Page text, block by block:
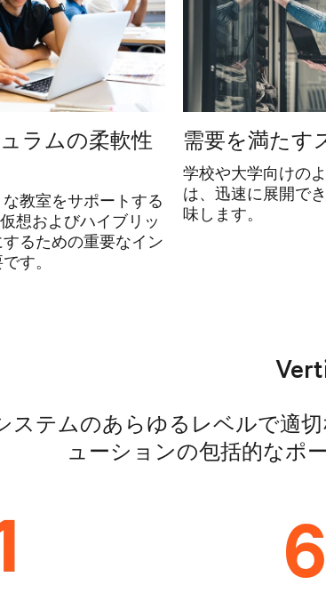
ラムの柔軟性
教室をサポートする
想およびハイブリッ
るための重要なイン
す。
需要を満たす
学校や大学向けの
は、迅速に展開で
味します。
ステムのあらゆるレベルで適
ューションの包括的なポ